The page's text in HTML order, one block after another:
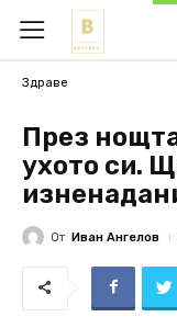
Здраве
През
ухото си.
От Иван Ангелов